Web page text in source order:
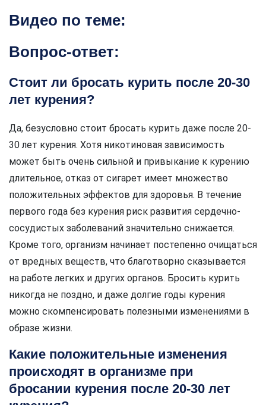
Видео по теме:
Вопрос-ответ:
Стоит ли бросать курить после 20-30
лет курения?
Да, безусловно стоит бросать курить даже после 20-
30 лет курения. Хотя никотиновая зависимость
может быть очень сильной и привыкание к курению
длительное, отказ от сигарет имеет множество
положительных эффектов для здоровья. В течение
первого года без курения риск развития сердечно-
сосудистых заболеваний значительно снижается.
Кроме того, организм начинает постепенно очищаться
от вредных веществ, что благотворно сказывается
на работе легких и других органов. Бросить курить
никогда не поздно, и даже долгие годы курения
можно скомпенсировать полезными изменениями в
образе жизни.
Какие положительные изменения
происходят в организме при
бросании курения после 20-30 лет